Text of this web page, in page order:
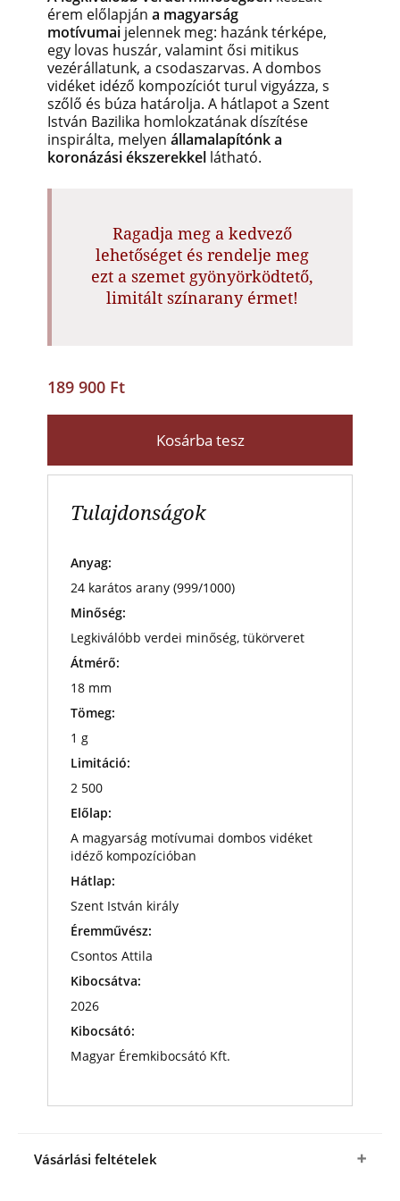
érem előlapján a magyarság
motívumai jelennek meg: hazánk térképe,
egy lovas huszár, valamint ősi mitikus
vezérállatunk, a csodaszarvas. A dombos
vidéket idéző kompozíciót turul vigyázza, s
szőlő és búza határolja. A hátlapot a Szent
István Bazilika homlokzatának díszítése
inspirálta, melyen államalapítónk a
koronázási ékszerekkel látható.
Ragadja meg a kedvező
lehetőséget és rendelje meg
ezt a szemet gyönyörködtető,
limitált színarany érmet!
189 900 Ft
Kosárba tesz
Tulajdonságok
Anyag:
24 karátos arany (999/1000)
Minőség:
Legkiválóbb verdei minőség, tükörveret
Átmérő:
18 mm
Tömeg:
1 g
Limitáció:
2 500
Előlap:
A magyarság motívumai dombos vidéket
idéző kompozícióban
Hátlap:
Szent István király
Éremművész:
Csontos Attila
Kibocsátva:
2026
Kibocsátó:
Magyar Éremkibocsátó Kft.
Vásárlási feltételek